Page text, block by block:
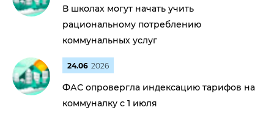
В школах могут начать учить
рациональному потреблению
коммунальных услуг
24.06 2026
ФАС опровергла индексацию тарифов на
коммуналку с 1 июля